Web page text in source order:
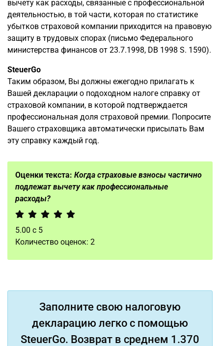
вычету как расходы, связанные с профессиональной
деятельностью, в той части, которая по статистике
убытков страховой компании приходится на правовую
защиту в трудовых спорах (письмо Федерального
министерства финансов от 23.7.1998, DB 1998 S. 1590).
SteuerGo
Таким образом, Вы должны ежегодно прилагать к
Вашей декларации о подоходном налоге справку от
страховой компании, в которой подтверждается
профессиональная доля страховой премии. Попросите
Вашего страховщика автоматически присылать Вам
эту справку каждый год.
Оценки текста: Когда страховые взносы частично
подлежат вычету как профессиональные
расходы?
5.00 с 5
Количество оценок: 2
Заполните свою налоговую
декларацию легко с помощью
SteuerGo. Возврат в среднем 1.370